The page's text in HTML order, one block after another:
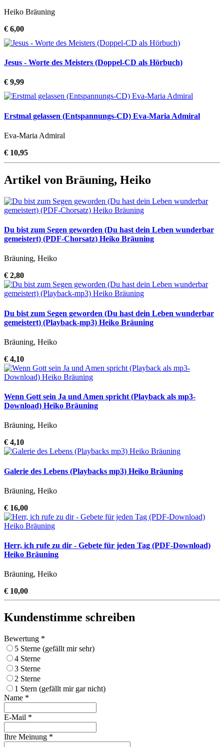
Heiko Bräuning
€ 6,00
Jesus - Worte des Meisters (Doppel-CD als Hörbuch)
€ 9,99
Erstmal gelassen (Entspannungs-CD) Eva-Maria Admiral
Eva-Maria Admiral
€ 10,95
Artikel von Bräuning, Heiko
Du bist zum Segen geworden (Du hast dein Leben wunderbar
gemeistert) (PDF-Chorsatz) Heiko Bräuning
Bräuning, Heiko
€ 2,80
Du bist zum Segen geworden (Du hast dein Leben wunderbar
gemeistert) (Playback-mp3) Heiko Bräuning
Bräuning, Heiko
€ 4,10
Wenn Gott sein Ja und Amen spricht (Playback als mp3-
Download) Heiko Bräuning
Bräuning, Heiko
€ 4,10
Galerie des Lebens (Playbacks mp3) Heiko Bräuning
Bräuning, Heiko
€ 16,00
Herr, ich rufe zu dir - Gebete für jeden Tag (PDF-Download)
Heiko Bräuning
Bräuning, Heiko
€ 10,00
Kundenstimme schreiben
Bewertung *
5 Sterne (gefällt mir sehr)
4 Sterne
3 Sterne
2 Sterne
1 Stern (gefällt mir gar nicht)
Name *
E-Mail *
Ihre Meinung *